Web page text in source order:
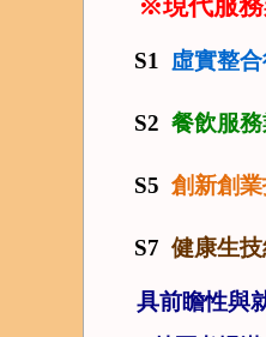
※現代服
S1 虛實整
S2 餐飲服
S5 創新創
S7 健康生
具前瞻性與